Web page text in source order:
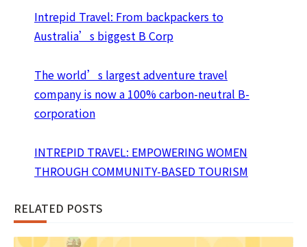
Intrepid Travel: From backpackers to
Australia’s biggest B Corp
The world’s largest adventure travel
company is now a 100% carbon-neutral B-
corporation
INTREPID TRAVEL: EMPOWERING WOMEN
THROUGH COMMUNITY-BASED TOURISM
RELATED POSTS